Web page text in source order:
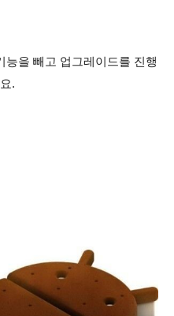
능을 빼고 업그레이드를 진행
.